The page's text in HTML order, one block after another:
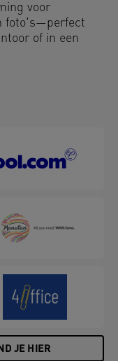
voor
foto's—perfect
of in een
ervoor dat ze
soepele,
terwijl de
strakke,
met alle
vocht. Helder
JE HIER